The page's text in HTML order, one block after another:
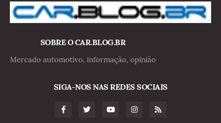
SOBRE O CAR.BLOG.BR
Mercado automotivo, informação, opinião
SIGA-NOS NAS REDES SOCIAIS